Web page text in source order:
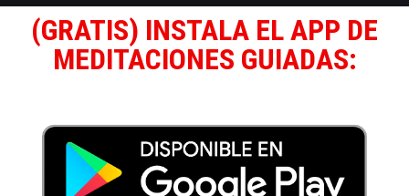
(GRATIS) INSTALA EL APP DE
MEDITACIONES GUIADAS: